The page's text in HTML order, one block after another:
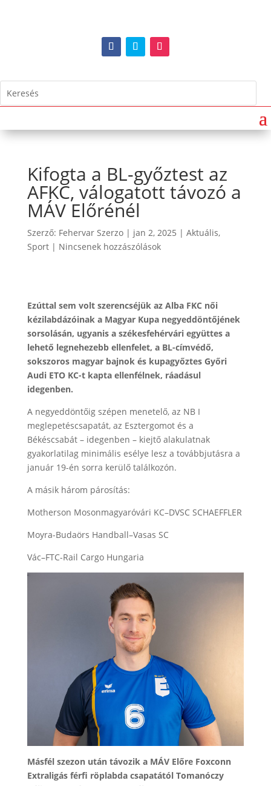
Kifogta a BL-győztest az
AFKC, válogatott távozó a
MÁV Előrénél
Szerző: Fehervar Szerzo| jan 2, 2025 | Aktuális,
Sport| Nincsenek hozzászólások
Ezúttal sem volt szerencséjük az Alba FKC női
kézilabdázóinak a Magyar Kupa negyeddöntőjének
sorsolásán, ugyanis a székesfehérvári együttes a
lehető legnehezebb ellenfelet, a BL-címvédő,
sokszoros magyar bajnok és kupagyőztes Győri
Audi ETO KC-t kapta ellenfélnek, ráadásul
idegenben.
A negyeddöntőig szépen menetelő, az NB I
meglepetéscsapatát, az Esztergomot és a
Békéscsabát – idegenben – kiejtő alakulatnak
gyakorlatilag minimális esélye lesz a továbbjutásra a
január 19-én sorra kerülő találkozón.
A másik három párosítás:
Motherson Mosonmagyaróvári KC–DVSC SCHAEFFLER
Moyra-Budaörs Handball–Vasas SC
Vác–FTC-Rail Cargo Hungaria
Másfél szezon után távozik a MÁV Előre Foxconn
Extraligás férfi röplabda csapatától Tomanóczy